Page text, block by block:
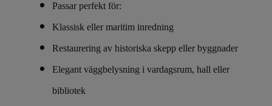
Passar perfekt för:
Klassisk eller maritim inredning
Restaurering av historiska skepp eller byggnader
Elegant väggbelysning i vardagsrum, hall eller
bibliotek